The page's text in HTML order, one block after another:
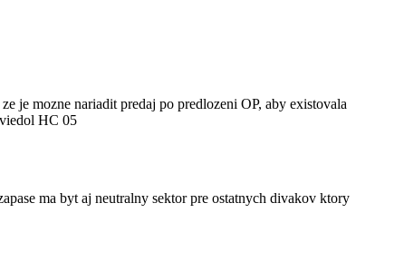
je mozne nariadit predaj po predlozeni OP, aby existovala
HC 05
ma byt aj neutralny sektor pre ostatnych divakov ktory